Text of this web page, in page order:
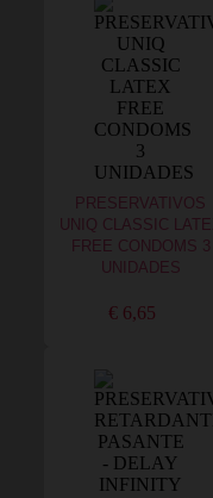
PRESERVATIVOS
UNIQ CLASSIC
FREE CONDOMS 3
UNIDADES
€ 6,65